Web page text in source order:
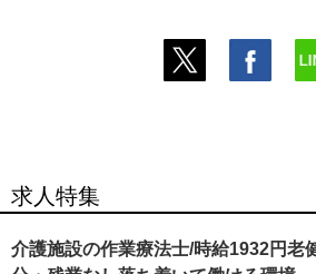
求人特集
介護施設の作業療法士/時給1932円老